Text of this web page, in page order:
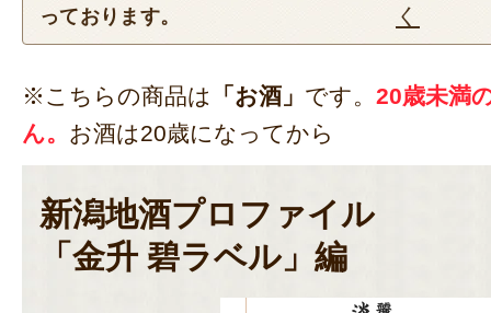
っております。
く
※こちらの商品は 「お酒」 です。 20歳未満
ん。 お酒は20歳になってから
新潟地酒プロファイル
「金升 碧ラベル」編